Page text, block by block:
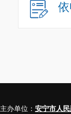
主办单位： 安宁市人